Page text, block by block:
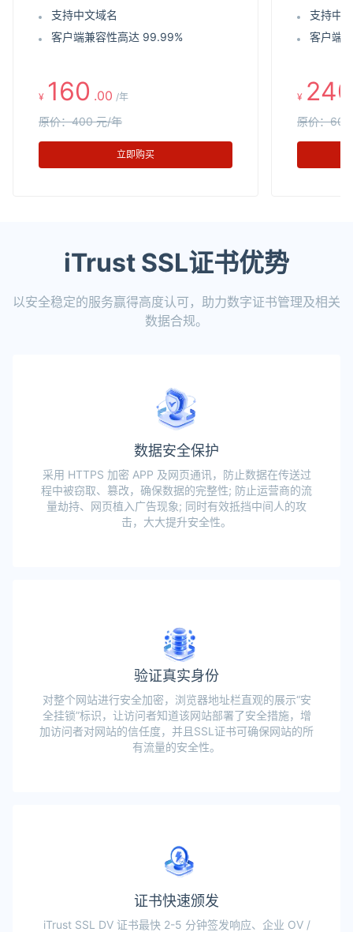
支持中文域名
客户端兼容性高达 99.99%
¥ 160 .00 /年
原价：400 元/年
立即购买
支持中
客户端
¥ 240
原价：
iTrust SSL证书优势
以安全稳定的服务赢得高度认可，助力数字证书管理及相关
数据合规。
数据安全保护
采用 HTTPS 加密 APP 及网页通讯，防止数据在传送过
程中被窃取、篡改，确保数据的完整性; 防止运营商的流
量劫持、网页植入广告现象; 同时有效抵挡中间人的攻
击，大大提升安全性。
验证真实身份
对整个网站进行安全加密，浏览器地址栏直观的展示“安
全挂锁”标识，让访问者知道该网站部署了安全措施，增
加访问者对网站的信任度，并且SSL证书可确保网站的所
有流量的安全性。
证书快速颁发
iTrust SSL DV 证书最快 2-5 分钟签发响应、企业 OV /